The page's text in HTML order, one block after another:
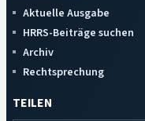
Aktuelle Ausgabe
HRRS-Beiträge suchen
Archiv
Rechtsprechung
TEILEN